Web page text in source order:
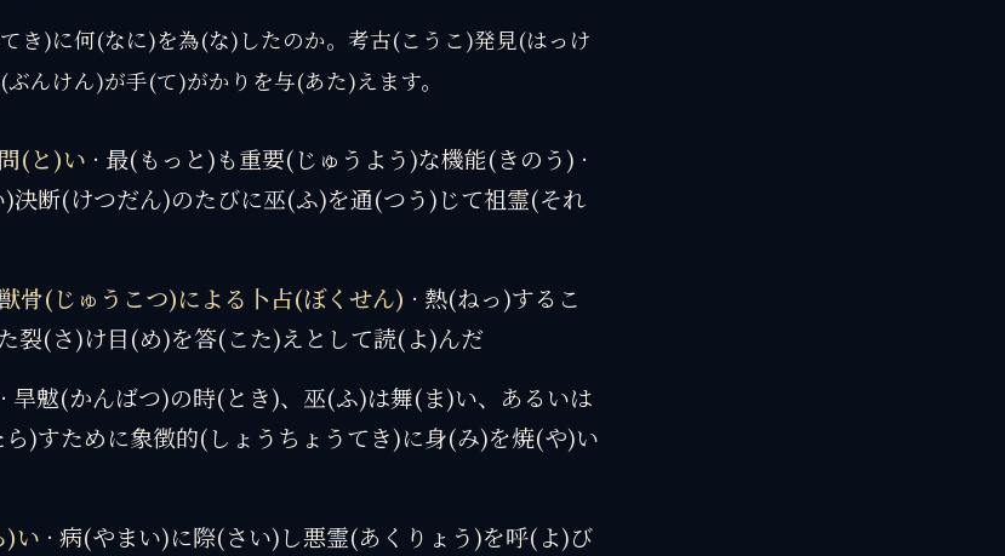
き)に何(なに)を為(な)したのか。考古(こうこ)発見(はっけ
んけん)が手(て)がかりを与(あた)えます。
(と)い · 最(もっと)も重要(じゅうよう)な機能(きのう) ·
決断(けつだん)のたびに巫(ふ)を通(つう)じて祖霊(それ
骨(じゅうこつ)による卜占(ぼくせん) · 熱(ねっ)するこ
裂(さ)け目(め)を答(こた)えとして読(よ)んだ
· 旱魃(かんばつ)の時(とき)、巫(ふ)は舞(ま)い、あるいは
)すために象徴的(しょうちょうてき)に身(み)を焼(や)い
)い · 病(やまい)に際(さい)し悪霊(あくりょう)を呼(よ)び